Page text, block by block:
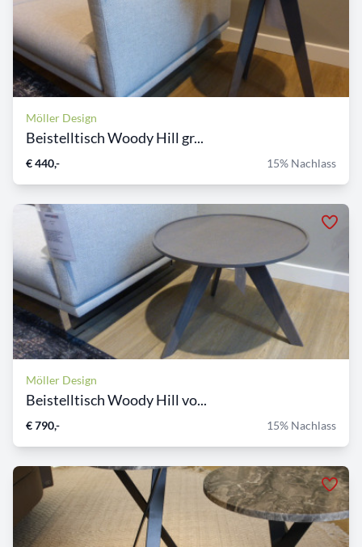
Möller Design
Beistelltisch Woody Hill gr...
€ 440,- 15% Nachlass
Möller Design
Beistelltisch Woody Hill vo...
€ 790,- 15% Nachlass